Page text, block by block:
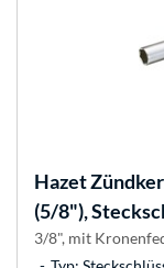
Hazet
(5/8"),
3/8", mit